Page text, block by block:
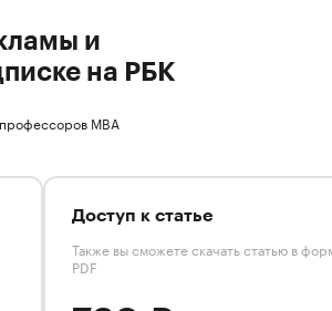
и
на РБК
MBA
Доступ к статье
Также вы сможете скачать статью в
PDF